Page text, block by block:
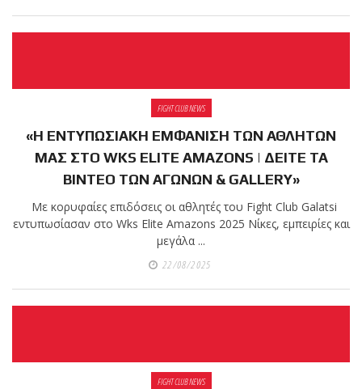
FIGHT CLUB NEWS
«Η ΕΝΤΥΠΩΣΙΑΚΗ ΕΜΦΑΝΙΣΗ ΤΩΝ ΑΘΛΗΤΩΝ
ΜΑΣ ΣΤΟ WKS ELITE AMAZONS | ΔΕΙΤΕ ΤΑ
ΒΙΝΤΕΟ ΤΩΝ ΑΓΩΝΩΝ & GALLERY»
Με κορυφαίες επιδόσεις οι αθλητές του Fight Club Galatsi
εντυπωσίασαν στο Wks Elite Amazons 2025 Νίκες, εμπειρίες και
μεγάλα ...
22/08/2025
FIGHT CLUB NEWS